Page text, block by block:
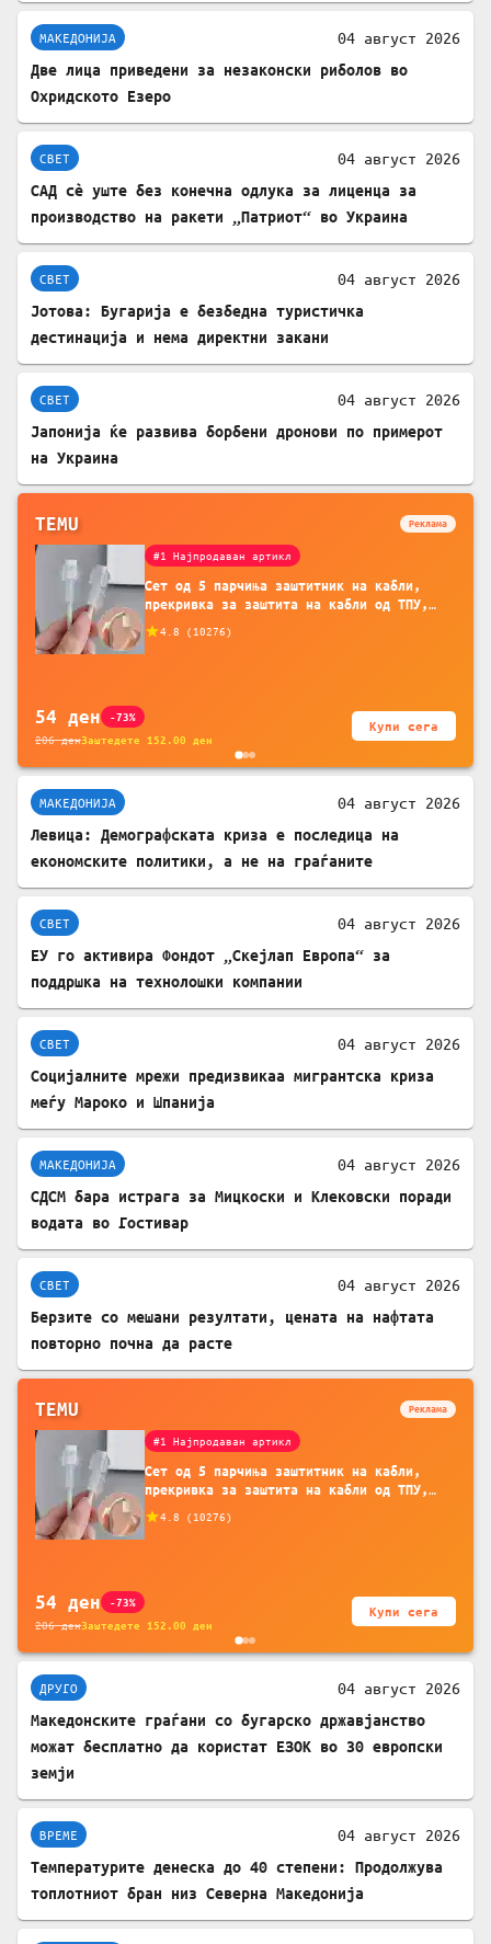
МАКЕДОНИЈА 04 август 2026
Две лица приведени за незаконски риболов во
Охридското Езеро
СВЕТ 04 август 2026
САД сè уште без конечна одлука за лиценца за
производство на ракети „Патриот“ во Украина
СВЕТ 04 август 2026
Јотова: Бугарија е безбедна туристичка
дестинација и нема директни закани
СВЕТ 04 август 2026
Јапонија ќе развива борбени дронови по примерот
на Украина
TEMU Реклама
#1 Најпродаван артикл
Сет од 5 парчиња заштитник на кабли,
прекривка за заштита на кабли од ТПУ,
додатоци за заштита на кабли, без
батерија, за мобилни телефони, комплет
4.8 ( 10276)
54 ден -73%
206денЗаштедете 152.00 ден
Купи сега
МАКЕДОНИЈА 04 август 2026
Левица: Демографската криза е последица на
економските политики, а не на граѓаните
СВЕТ 04 август 2026
ЕУ го активира Фондот „Скејлап Европа“ за
поддршка на технолошки компании
СВЕТ 04 август 2026
Социјалните мрежи предизвикаа мигрантска криза
меѓу Мароко и Шпанија
МАКЕДОНИЈА 04 август 2026
СДСМ бара истрага за Мицкоски и Клековски поради
водата во Гостивар
СВЕТ 04 август 2026
Берзите со мешани резултати, цената на нафтата
повторно почна да расте
TEMU Реклама
#1 Најпродаван артикл
Сет од 5 парчиња заштитник на кабли,
прекривка за заштита на кабли од ТПУ,
додатоци за заштита на кабли, без
батерија, за мобилни телефони, комплет
4.8 ( 10276)
54 ден -73%
206денЗаштедете 152.00 ден
Купи сега
ДРУГО 04 август 2026
Mакедонските граѓани со бугарско државјанство
можат бесплатно да користат ЕЗОК во 30 европски
земји
ВРЕМЕ 04 август 2026
Температурите денеска до 40 степени: Продолжува
топлотниот бран низ Северна Македонија